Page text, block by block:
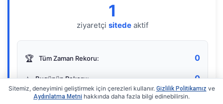
1
ziyaretçi sitede aktif
🏆 Tüm Zaman Rekoru: 0
⭐ Bugünün Rekoru: 0
Sitemiz, deneyimini geliştirmek için çerezleri kullanır. Gizlilik Politikamız ve
Aydınlatma Metni hakkında daha fazla bilgi edinebilirsin.